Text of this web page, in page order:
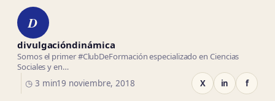
D
divulgacióndinámica
Somos el primer #ClubDeFormación especializado en Ciencias
Sociales y en…
◷ 3 min19 noviembre, 2018 X in f